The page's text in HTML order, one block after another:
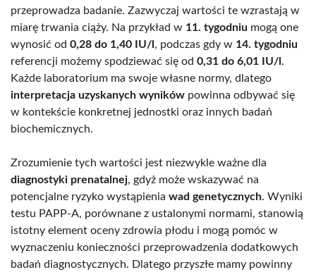
przeprowadza badanie. Zazwyczaj wartości te wzrastają w
miarę trwania ciąży. Na przykład w 11. tygodniu mogą one
wynosić od 0,28 do 1,40 IU/l , podczas gdy w 14. tygodniu
referencji możemy spodziewać się od 0,31 do 6,01 IU/l .
Każde laboratorium ma swoje własne normy, dlatego
interpretacja uzyskanych wyników powinna odbywać się
w kontekście konkretnej jednostki oraz innych badań
biochemicznych.
Zrozumienie tych wartości jest niezwykle ważne dla
diagnostyki prenatalnej, gdyż może wskazywać na
potencjalne ryzyko wystąpienia wad genetycznych. Wyniki
testu PAPP-A, porównane z ustalonymi normami, stanowią
istotny element oceny zdrowia płodu i mogą pomóc w
wyznaczeniu konieczności przeprowadzenia dodatkowych
badań diagnostycznych. Dlatego przyszłe mamy powinny